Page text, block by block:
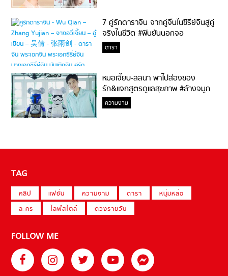
7 คู่รักดาราจีน จากคู่จิ้นในซีรี่ย์จีนสู่คู่
จริงในชีวิต #ฟินยันนอกจอ
ดารา
หมอเจี๊ยบ-ลลนา พาไปส่องของ
รัก&แจกสูตรดูแลสุขภาพ #ล้างจมูก
ไม่ยากจะสอนให้
ความงาม
TAG
คลิป แฟชั่น ความงาม ดารา
หนุ่มหล่อ
ละคร
ไลฟ์สไตล์ ดวงรายวัน
FOLLOW ME